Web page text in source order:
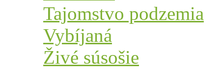
Tajomstvo podzemia
Vybíjaná
Živé súsošie